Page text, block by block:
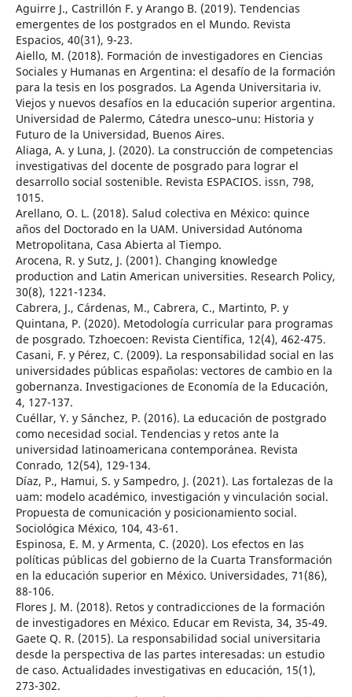
Aguirre J., Castrillón F. y Arango B. (2019). Tendencias
emergentes de los postgrados en el Mundo. Revista
Espacios, 40(31), 9-23.
Aiello, M. (2018). Formación de investigadores en Ciencias
Sociales y Humanas en Argentina: el desafío de la formación
para la tesis en los posgrados. La Agenda Universitaria iv.
Viejos y nuevos desafíos en la educación superior argentina.
Universidad de Palermo, Cátedra unesco–unu: Historia y
Futuro de la Universidad, Buenos Aires.
Aliaga, A. y Luna, J. (2020). La construcción de competencias
investigativas del docente de posgrado para lograr el
desarrollo social sostenible. Revista ESPACIOS. issn, 798,
1015.
Arellano, O. L. (2018). Salud colectiva en México: quince
años del Doctorado en la UAM. Universidad Autónoma
Metropolitana, Casa Abierta al Tiempo.
Arocena, R. y Sutz, J. (2001). Changing knowledge
production and Latin American universities. Research Policy,
30(8), 1221-1234.
Cabrera, J., Cárdenas, M., Cabrera, C., Martinto, P. y
Quintana, P. (2020). Metodología curricular para programas
de posgrado. Tzhoecoen: Revista Científica, 12(4), 462-475.
Casani, F. y Pérez, C. (2009). La responsabilidad social en las
universidades públicas españolas: vectores de cambio en la
gobernanza. Investigaciones de Economía de la Educación,
4, 127-137.
Cuéllar, Y. y Sánchez, P. (2016). La educación de postgrado
como necesidad social. Tendencias y retos ante la
universidad latinoamericana contemporánea. Revista
Conrado, 12(54), 129-134.
Díaz, P., Hamui, S. y Sampedro, J. (2021). Las fortalezas de la
uam: modelo académico, investigación y vinculación social.
Propuesta de comunicación y posicionamiento social.
Sociológica México, 104, 43-61.
Espinosa, E. M. y Armenta, C. (2020). Los efectos en las
políticas públicas del gobierno de la Cuarta Transformación
en la educación superior en México. Universidades, 71(86),
88-106.
Flores J. M. (2018). Retos y contradicciones de la formación
de investigadores en México. Educar em Revista, 34, 35-49.
Gaete Q. R. (2015). La responsabilidad social universitaria
desde la perspectiva de las partes interesadas: un estudio
de caso. Actualidades investigativas en educación, 15(1),
273-302.